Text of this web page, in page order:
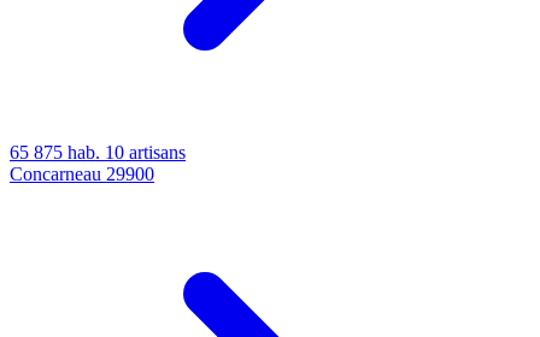
65 875 hab. 10 artisans
Concarneau 29900